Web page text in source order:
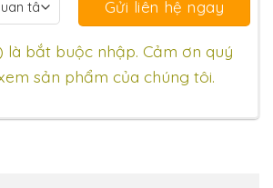
là bắt buộc nhập. Cảm ơn quý
sản phẩm của chúng tôi.